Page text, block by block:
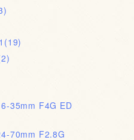
(19)
35mm F4G ED
70mm F2.8G